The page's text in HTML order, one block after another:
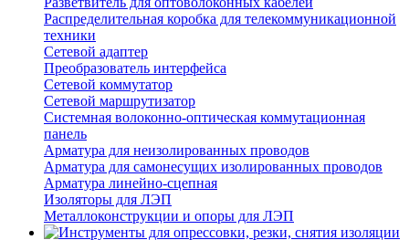
Распределительная коробка для телекоммуникационной
техники
Сетевой адаптер
Преобразователь интерфейса
Сетевой коммутатор
Сетевой маршрутизатор
Системная волоконно-оптическая коммутационная
панель
Арматура для неизолированных проводов
Арматура для самонесущих изолированных проводов
Арматура линейно-сцепная
Изоляторы для ЛЭП
Металлоконструкции и опоры для ЛЭП